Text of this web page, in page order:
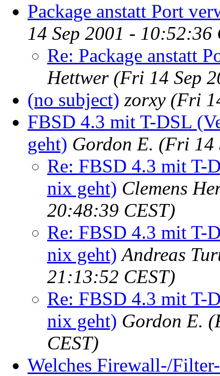
Package anstatt Port
14 Sep 2001 - 10:52:36
Re: Package anstatt
Hettwer (Fri 14 Sep
(no subject) zorxy (Fri
FBSD 4.3 mit T-DSL
geht) Gordon E. (Fri 14
Re: FBSD 4.3 mit T-
nix geht) Clemens
20:48:39 CEST)
Re: FBSD 4.3 mit T-
nix geht) Andreas
21:13:52 CEST)
Re: FBSD 4.3 mit T-
nix geht) Gordon E.
CEST)
Welches Firewall-/